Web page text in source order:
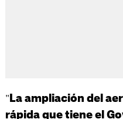
" La ampliación del
rápida que tiene el